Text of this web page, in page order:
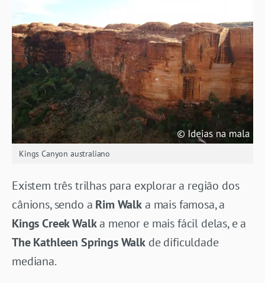
Kings Canyon australiano
Existem três trilhas para explorar a região dos
cânions, sendo a Rim Walka mais famosa, a
Kings Creek Walka menor e mais fácil delas, e a
The Kathleen Springs Walk de dificuldade
mediana.